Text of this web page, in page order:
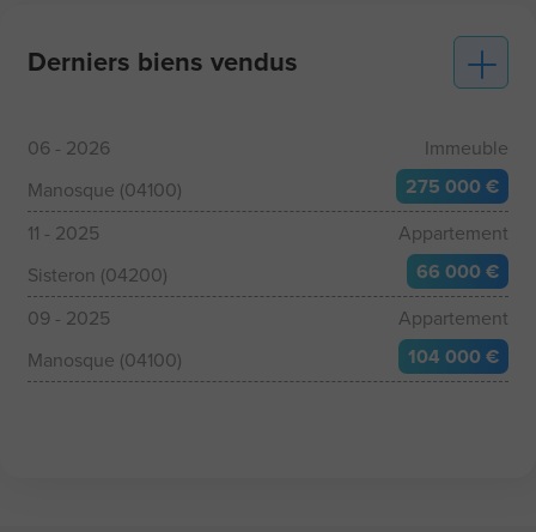
Derniers biens vendus
06 - 2026
Immeuble
Manosque (04100)
275 000 €
11 - 2025
Appartement
Sisteron (04200)
66 000 €
09 - 2025
Appartement
Manosque (04100)
104 000 €